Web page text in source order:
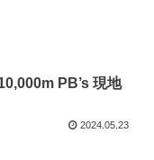
PB’s 現地
2024.05.23